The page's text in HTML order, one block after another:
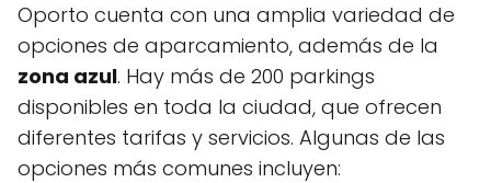
Oporto cuenta con una amplia variedad de
opciones de aparcamiento, además de la
zona azul. Hay más de 200 parkings
disponibles en toda la ciudad, que ofrecen
diferentes tarifas y servicios. Algunas de las
opciones más comunes incluyen: